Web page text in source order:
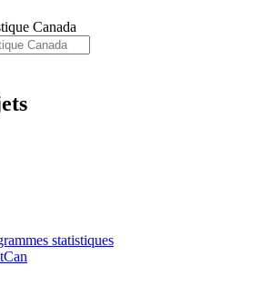
Canada
statistiques